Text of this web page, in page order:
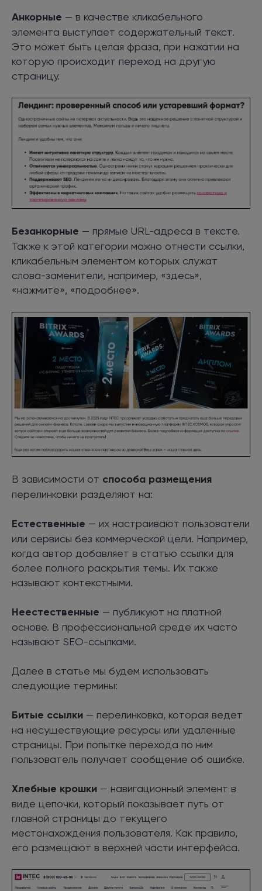
Анкорные — в качестве кликабельного
элемента выступает содержательный текст.
Это может быть целая фраза, при нажатии на
которую происходит переход на другую
страницу.
Безанкорные — прямые URL-адреса в тексте.
Также к этой категории можно отнести ссылки,
кликабельным элементом которых служат
слова-заменители, например, «здесь»,
«нажмите», «подробнее».
В зависимости от способа размещения
перелинковки разделяют на:
Естественные — их настраивают пользователи
или сервисы без коммерческой цели. Например,
когда автор добавляет в статью ссылки для
более полного раскрытия темы. Их также
называют контекстными.
Неестественные — публикуют на платной
основе. В профессиональной среде их часто
называют SEO-ссылками.
Далее в статье мы будем использовать
следующие термины:
Битые ссылки — перелинковка, которая ведет
на несуществующие ресурсы или удаленные
страницы. При попытке перехода по ним
пользователь получает сообщение об ошибке.
Хлебные крошки — навигационный элемент в
виде цепочки, который показывает путь от
главной страницы до текущего
местонахождения пользователя. Как правило,
его размещают в верхней части интерфейса.